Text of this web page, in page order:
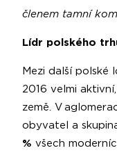
členem tamní
Lídr polského
Mezi další polské
2016 velmi
země. V
obyvatel a
% všech